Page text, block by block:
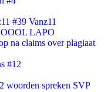
#39 Vanz11
LAPO
na claims over plagiaat
#12
woorden spreken SVP